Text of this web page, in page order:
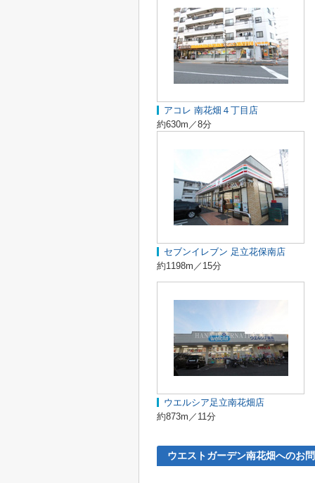
アコレ 南花畑４丁目店
約630m／8分
セブンイレブン 足立花保南店
約1198m／15分
ウエルシア足立南花畑店
約873m／11分
ウエストガーデン南花畑へのお